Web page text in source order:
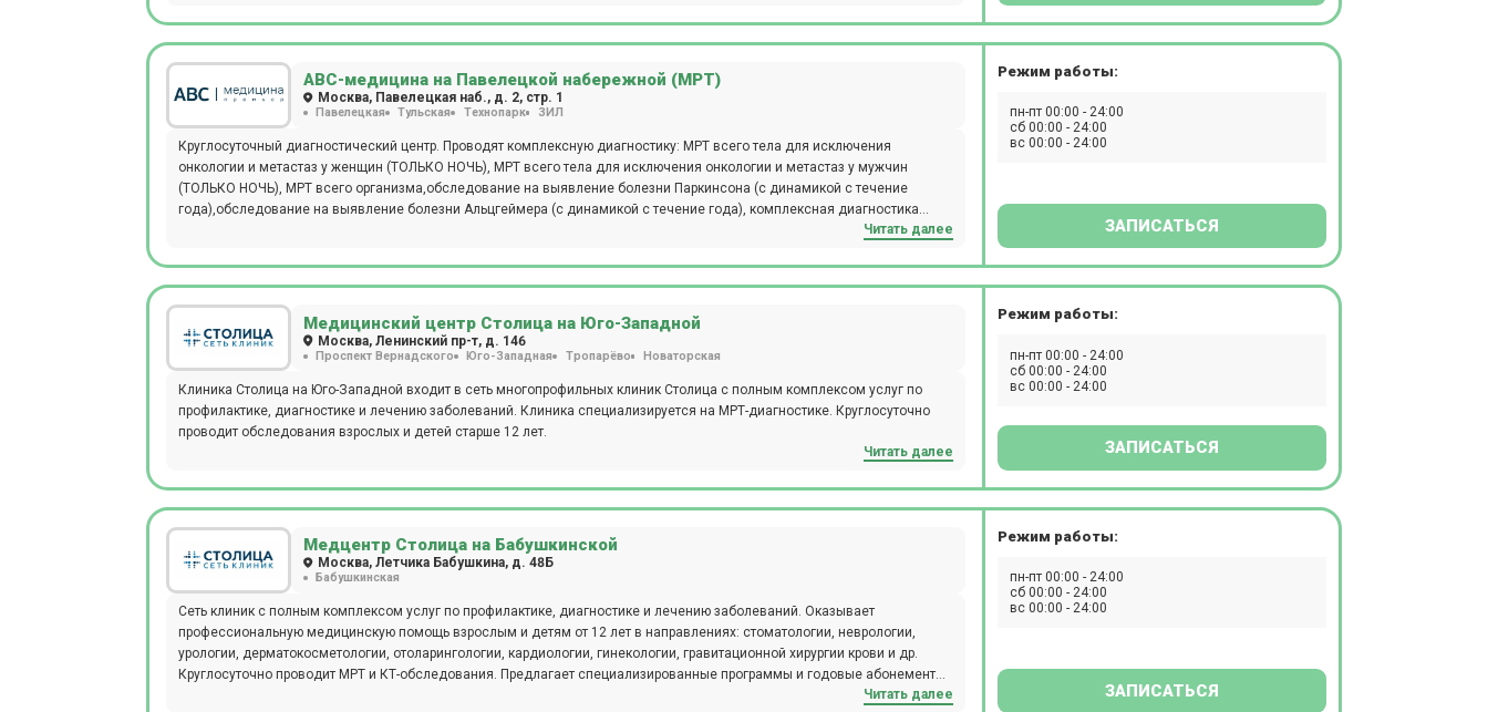
- аппарат ИВЛ Dixion, LigaSure, PLASMAJET, хирургическая рентгеновская система С-дуга, лапароскопическая стойка
Karl Storz, лапароскопическая 3D-стойка Olympus, наркозный аппарат Draeger. Компьютерная томография проводится
на томографе SIEMENS SOMATOM go.Up. Магнитно-резонансная томография проводится на томографе SIEMENS
MAGNETOM ALTEA 1.5T, рентген - на аппарате GE Brivo XR 575. Стоматологи используют в работе микроскоп Carl ZEISS, а
КТ-снимок зубов можно сделать на томографе Planmeca ProMax 3D Plus. Косметологи Бест Клиник используют в работе
Красносельской работает 24/7
АВС-медицина на Павелецкой набережной (МРТ)
Москва, Павелецкая наб., д. 2, стр. 1
Павелецкая Тульская Технопарк ЗИЛ
Круглосуточный диагностический центр. Проводят комплексную диагностику: МРТ всего тела для исключения
онкологии и метастаз у женщин (ТОЛЬКО НОЧЬ), МРТ всего тела для исключения онкологии и метастаз у мужчин
(ТОЛЬКО НОЧЬ), МРТ всего организма,обследование на выявление болезни Паркинсона (с динамикой с течение
года),обследование на выявление болезни Альцгеймера (с динамикой с течение года), комплексная диагностика
рассеянного склероза с контрастом, выявление органических причин повышения артериального давления, выявление
от Павелецкой пл. Прием взрослых и детей происходит по предварительной записи. Предоставляются скидки на
General Electric BrivoMR 355, который обладает мощностью в 1,5 Тесла. Пройти исследование на томографах могут
люди с массой тела до 120 кг.
Читать далее
Режим работы:
пн-пт 00:00 - 24:00
сб 00:00 - 24:00
вс 00:00 - 24:00
ЗАПИСАТЬСЯ
Медицинский центр Столица на Юго-Западной
Москва, Ленинский пр-т, д. 146
Проспект Вернадского Юго-Западная Тропарёво Новаторская
Клиника Столица на Юго-Западной входит в сеть многопрофильных клиник Столица с полным комплексом услуг по
профилактике, диагностике и лечению заболеваний. Клиника специализируется на МРТ-диагностике. Круглосуточно
проводит обследования взрослых и детей старше 12 лет.
Читать далее
Режим работы:
пн-пт 00:00 - 24:00
сб 00:00 - 24:00
вс 00:00 - 24:00
ЗАПИСАТЬСЯ
Медцентр Столица на Бабушкинской
Москва, Летчика Бабушкина, д. 48Б
Бабушкинская
Сеть клиник с полным комплексом услуг по профилактике, диагностике и лечению заболеваний. Оказывает
профессиональную медицинскую помощь взрослым и детям от 12 лет в направлениях: стоматологии, неврологии,
урологии, дерматокосметологии, отоларингологии, кардиологии, гинекологии, гравитационной хирургии крови и др.
Круглосуточно проводит МРТ и КТ-обследования. Предлагает специализированные программы и годовые абонементы.
Прием по записи. Расположение: м. Бабушкинская, 5 минут езды (автобус № 181, 696; маршрутка № 181м, 482м).Читать далее
Режим работы:
пн-пт 00:00 - 24:00
сб 00:00 - 24:00
вс 00:00 - 24:00
ЗАПИСАТЬСЯ